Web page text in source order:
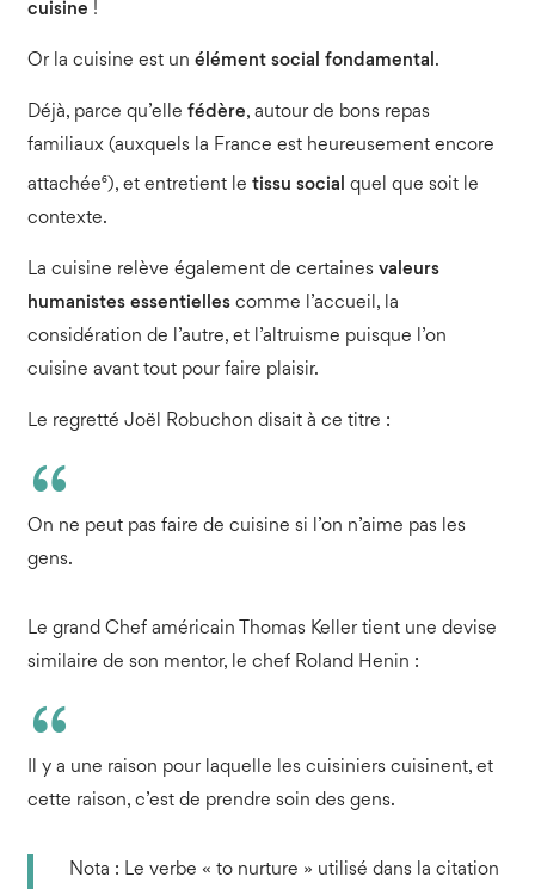
cuisine !
Or la cuisine est un élément social fondamental.
Déjà, parce qu’elle fédère, autour de bons repas
familiaux (auxquels la France est heureusement encore
attachée6), et entretient le tissu social quel que soit le
contexte.
La cuisine relève également de certaines valeurs
humanistes essentiellescomme l’accueil, la
considération de l’autre, et l’altruisme puisque l’on
cuisine avant tout pour faire plaisir.
Le regretté Joël Robuchon disait à ce titre :
On ne peut pas faire de cuisine si l’on n’aime pas les
gens.
Le grand Chef américain Thomas Keller tient une devise
similaire de son mentor, le chef Roland Henin :
Il y a une raison pour laquelle les cuisiniers cuisinent, et
cette raison, c’est de prendre soin des gens.
Nota : Le verbe « to nurture » utilisé dans la citation